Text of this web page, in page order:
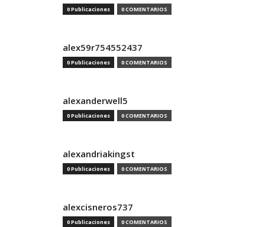
0 Publicaciones 0 COMENTARIOS
alex59r754552437
0 Publicaciones 0 COMENTARIOS
alexanderwell5
0 Publicaciones 0 COMENTARIOS
alexandriakingst
0 Publicaciones 0 COMENTARIOS
alexcisneros737
0 Publicaciones 0 COMENTARIOS